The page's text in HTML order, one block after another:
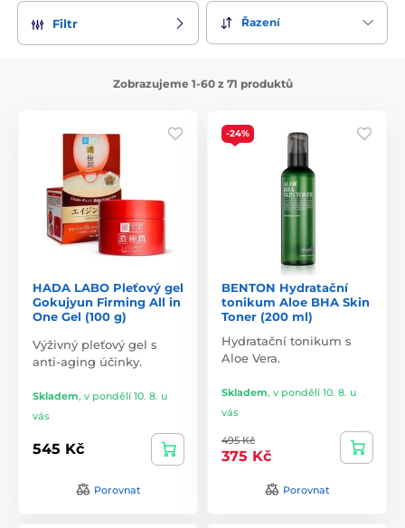
Filtr Řazení
Zobrazujeme 1-60 z 71 produktů
HADA LABO Pleťový gel
Gokujyun Firming All in
One Gel (100 g)
Výživný pleťový gel s
anti-aging účinky.
Skladem, v pondělí 10. 8. u
vás
545 Kč
Porovnat
-24%
BENTON Hydratační
tonikum Aloe BHA Skin
Toner (200 ml)
Hydratační tonikum s
Aloe Vera.
Skladem, v pondělí 10. 8. u
vás
495 Kč
375 Kč
Porovnat